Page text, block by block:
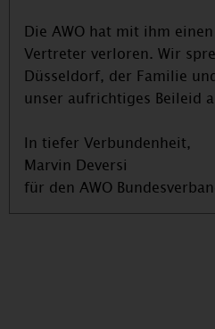
Die AWO hat mit ihm
Vertreter verloren. Wir
Düsseldorf, der Familie
unser aufrichtiges Beileid
In tiefer Verbundenheit,
Marvin Deversi
für den AWO